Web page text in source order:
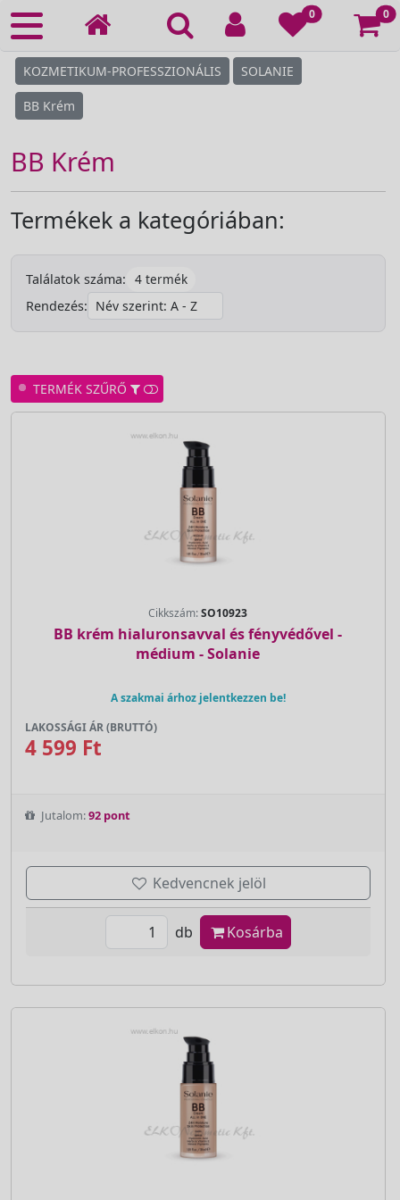
0 0
KOZMETIKUM-PROFESSZIONÁLIS SOLANIE
BB Krém
BB Krém
Termékek a kategóriában:
Találatok száma: 4 termék
Rendezés:
TERMÉK SZŰRŐ
Cikkszám:SO10923
BB krém hialuronsavval és fényvédővel -
médium - Solanie
A szakmai árhoz jelentkezzen be!
LAKOSSÁGI ÁR (BRUTTÓ)
4 599 Ft
Jutalom:92 pont
Kedvencnek jelöl
db Kosárba